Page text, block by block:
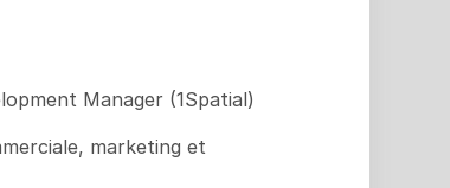
Manager (1Spatial)
marketing et